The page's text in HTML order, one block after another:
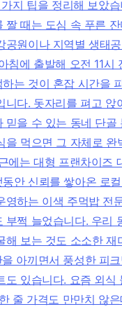
지 팁을 정리해 보았
짤 때는 도심 속 푸른
공원이나 지역별 생태
침에 출발해 오전 11시
는 것이 혼잡 시간을
니다. 돗자리를 펴고 앉
믿을 수 있는 동네 단골
을 먹으면 그 자체로 완
에는 대형 프랜차이즈
안 신뢰를 쌓아온 로
영하는 이색 주먹밥 전
부쩍 늘었습니다. 우리
해 보는 것도 소소한 재
아끼면서 풍성한 피
도 있습니다. 요즘 외식
줄 가격도 만만치 않